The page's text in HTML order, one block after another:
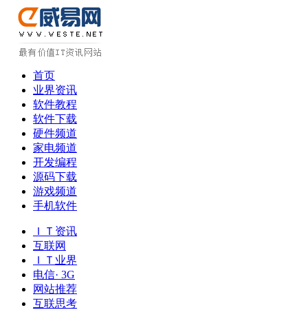
首页
业界资讯
软件教程
软件下载
硬件频道
家电频道
开发编程
源码下载
游戏频道
手机软件
ＩＴ资讯
互联网
ＩＴ业界
电信· 3G
网站推荐
互联思考